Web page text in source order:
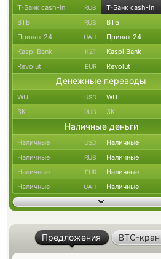
Т-Банк cash-in RUB Т-Банк cash-in
ВТБ RUB ВТБ
Приват 24 UAH Приват 24
Kaspi Bank KZT Kaspi Bank
Revolut EUR Revolut
Денежные переводы
WU USD WU
ЗК RUB ЗК
Наличные деньги
Наличные USD Наличные
Наличные RUB Наличные
Наличные EUR Наличные
Наличные UAH Наличные
Предложения BTC-кран